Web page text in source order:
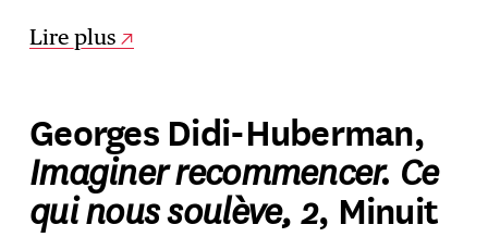
Lire plus
Georges Didi-Huberman,
Imaginer recommencer. Ce
qui nous soulève, 2, Minuit